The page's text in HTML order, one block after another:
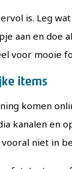
is. Leg
aan en doe
voor mooie
items
komen
kanalen en
niet in